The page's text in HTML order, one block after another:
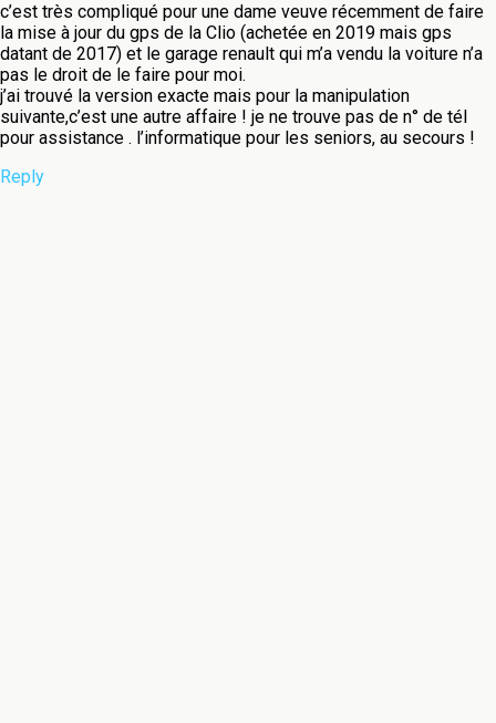
c’est très compliqué pour une dame veuve récemment de faire
la mise à jour du gps de la Clio (achetée en 2019 mais gps
datant de 2017) et le garage renault qui m’a vendu la voiture n’a
pas le droit de le faire pour moi.
j’ai trouvé la version exacte mais pour la manipulation
suivante,c’est une autre affaire ! je ne trouve pas de n° de tél
pour assistance . l’informatique pour les seniors, au secours !
Reply